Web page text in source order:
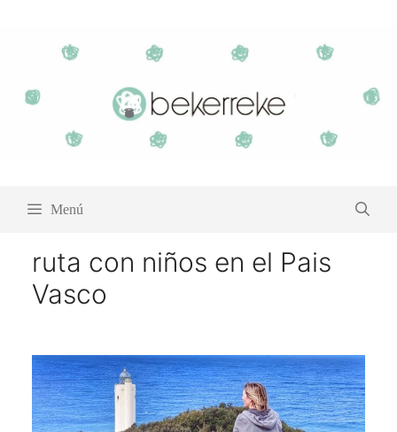
contenido
Menú
ruta con niños en el Pais
Vasco